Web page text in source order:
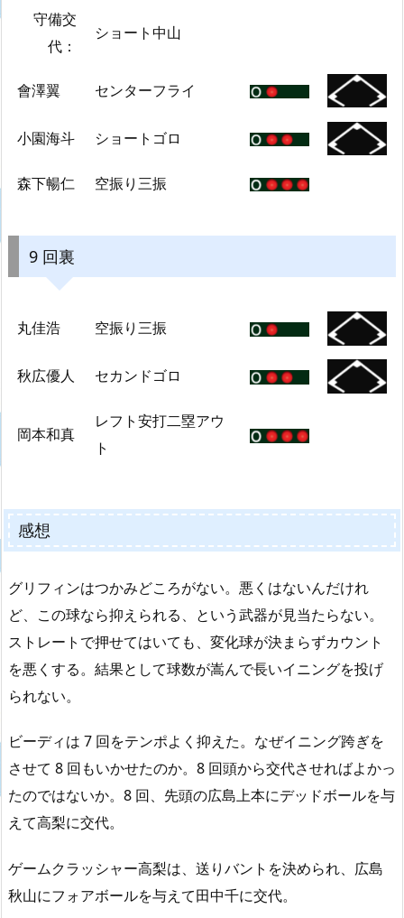
守備交
代：
ショート中山
會澤翼 センターフライ
小園海斗 ショートゴロ
森下暢仁 空振り三振
9 回裏
丸佳浩 空振り三振
秋広優人 セカンドゴロ
岡本和真
レフト安打二塁アウ
ト
感想
グリフィンはつかみどころがない。悪くはないんだけれ
ど、この球なら抑えられる、という武器が見当たらない。
ストレートで押せてはいても、変化球が決まらずカウント
を悪くする。結果として球数が嵩んで長いイニングを投げ
られない。
ビーディは 7 回をテンポよく抑えた。なぜイニング跨ぎを
させて 8 回もいかせたのか。8 回頭から交代させればよかっ
たのではないか。8 回、先頭の広島上本にデッドボールを与
えて高梨に交代。
ゲームクラッシャー高梨は、送りバントを決められ、広島
秋山にフォアボールを与えて田中千に交代。